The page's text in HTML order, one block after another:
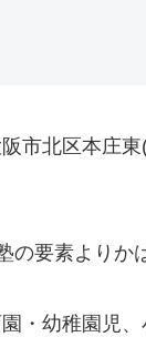
市北区本庄
要素より
・幼稚園児